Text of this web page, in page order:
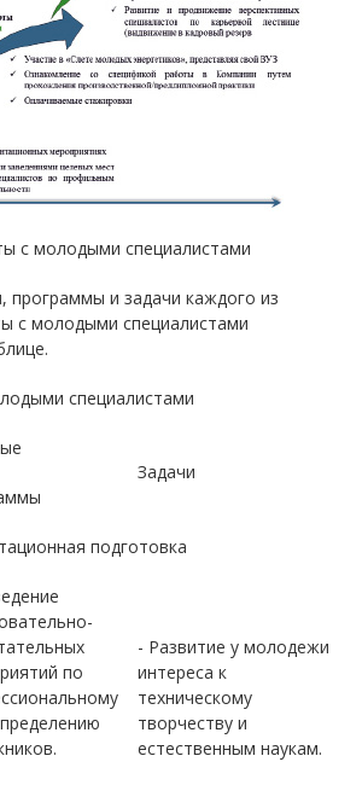
с молодыми специалистами
программы и задачи каждого из
с молодыми специалистами
специалистами
Задачи
подготовка
по
- Развитие у молодежи
интереса к
техническому
творчеству и
естественным наукам.